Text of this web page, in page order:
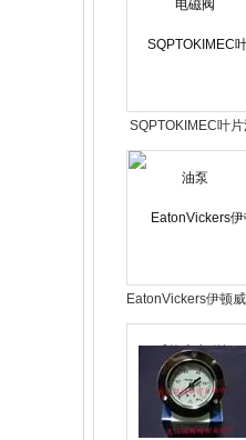
SQPTOKIMEC叶片
泵
EatonVickers伊顿
士电磁阀